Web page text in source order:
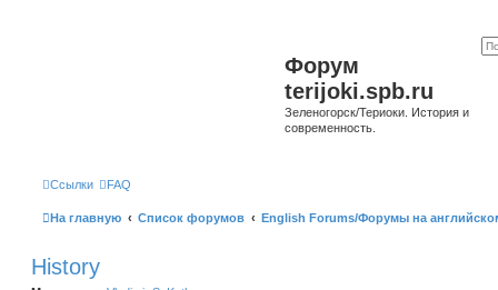
Форум
terijoki.spb.ru
Зеленогорск/Териоки. История и
современность.
Ссылки FAQ
На главную Список форумов English Forums/Форумы на
History